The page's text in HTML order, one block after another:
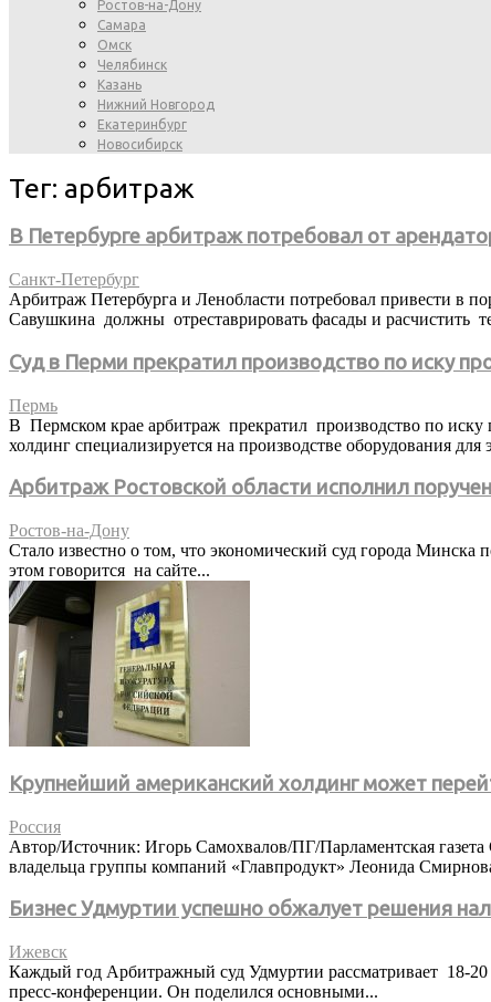
Ростов-на-Дону
Самара
Омск
Челябинск
Казань
Нижний Новгород
Екатеринбург
Новосибирск
Тег: арбитраж
В Петербурге арбитраж потребовал от
Санкт-Петербург
Арбитраж Петербурга и Ленобласти потребовал привести в
Савушкина должны отреставрировать фасады и расчистить
Суд в Перми прекратил производство по иску
Пермь
В Пермском крае арбитраж прекратил производство по иску
холдинг специализируется на производстве оборудования для
Арбитраж Ростовской области исполнил
Ростов-на-Дону
Стало известно о том, что экономический суд города Минска
этом говорится на сайте...
Крупнейший американский холдинг может
Россия
Автор/Источник: Игорь Самохвалов/ПГ/Парламентская газета
владельца группы компаний «Главпродукт» Леонида
Бизнес Удмуртии успешно обжалует решения
Ижевск
Каждый год Арбитражный суд Удмуртии рассматривает 18-20
пресс-конференции. Он поделился основными...